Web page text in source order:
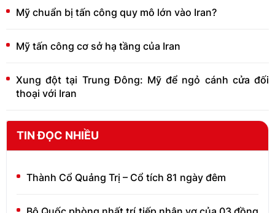
Mỹ chuẩn bị tấn công quy mô lớn vào Iran?
Mỹ tấn công cơ sở hạ tầng của Iran
Xung đột tại Trung Đông: Mỹ để ngỏ cánh cửa đối
thoại với Iran
TIN ĐỌC NHIỀU
Thành Cổ Quảng Trị – Cổ tích 81 ngày đêm